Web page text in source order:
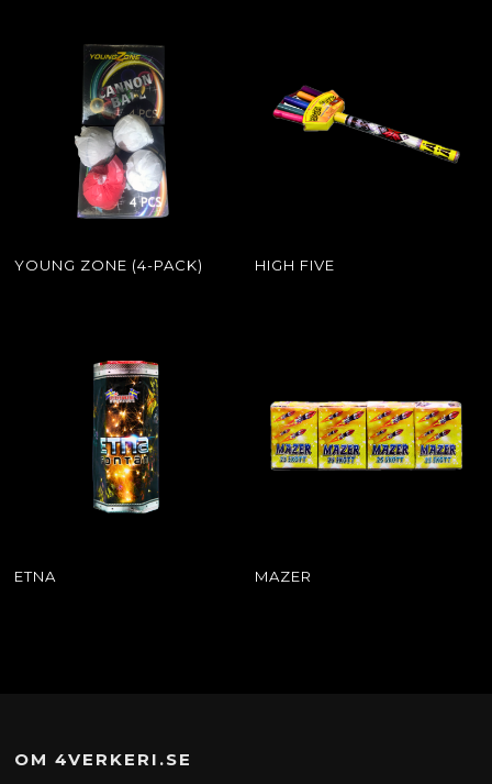
YOUNG ZONE (4-PACK) HIGH FIVE
ETNA MAZER
OM 4VERKERI.SE